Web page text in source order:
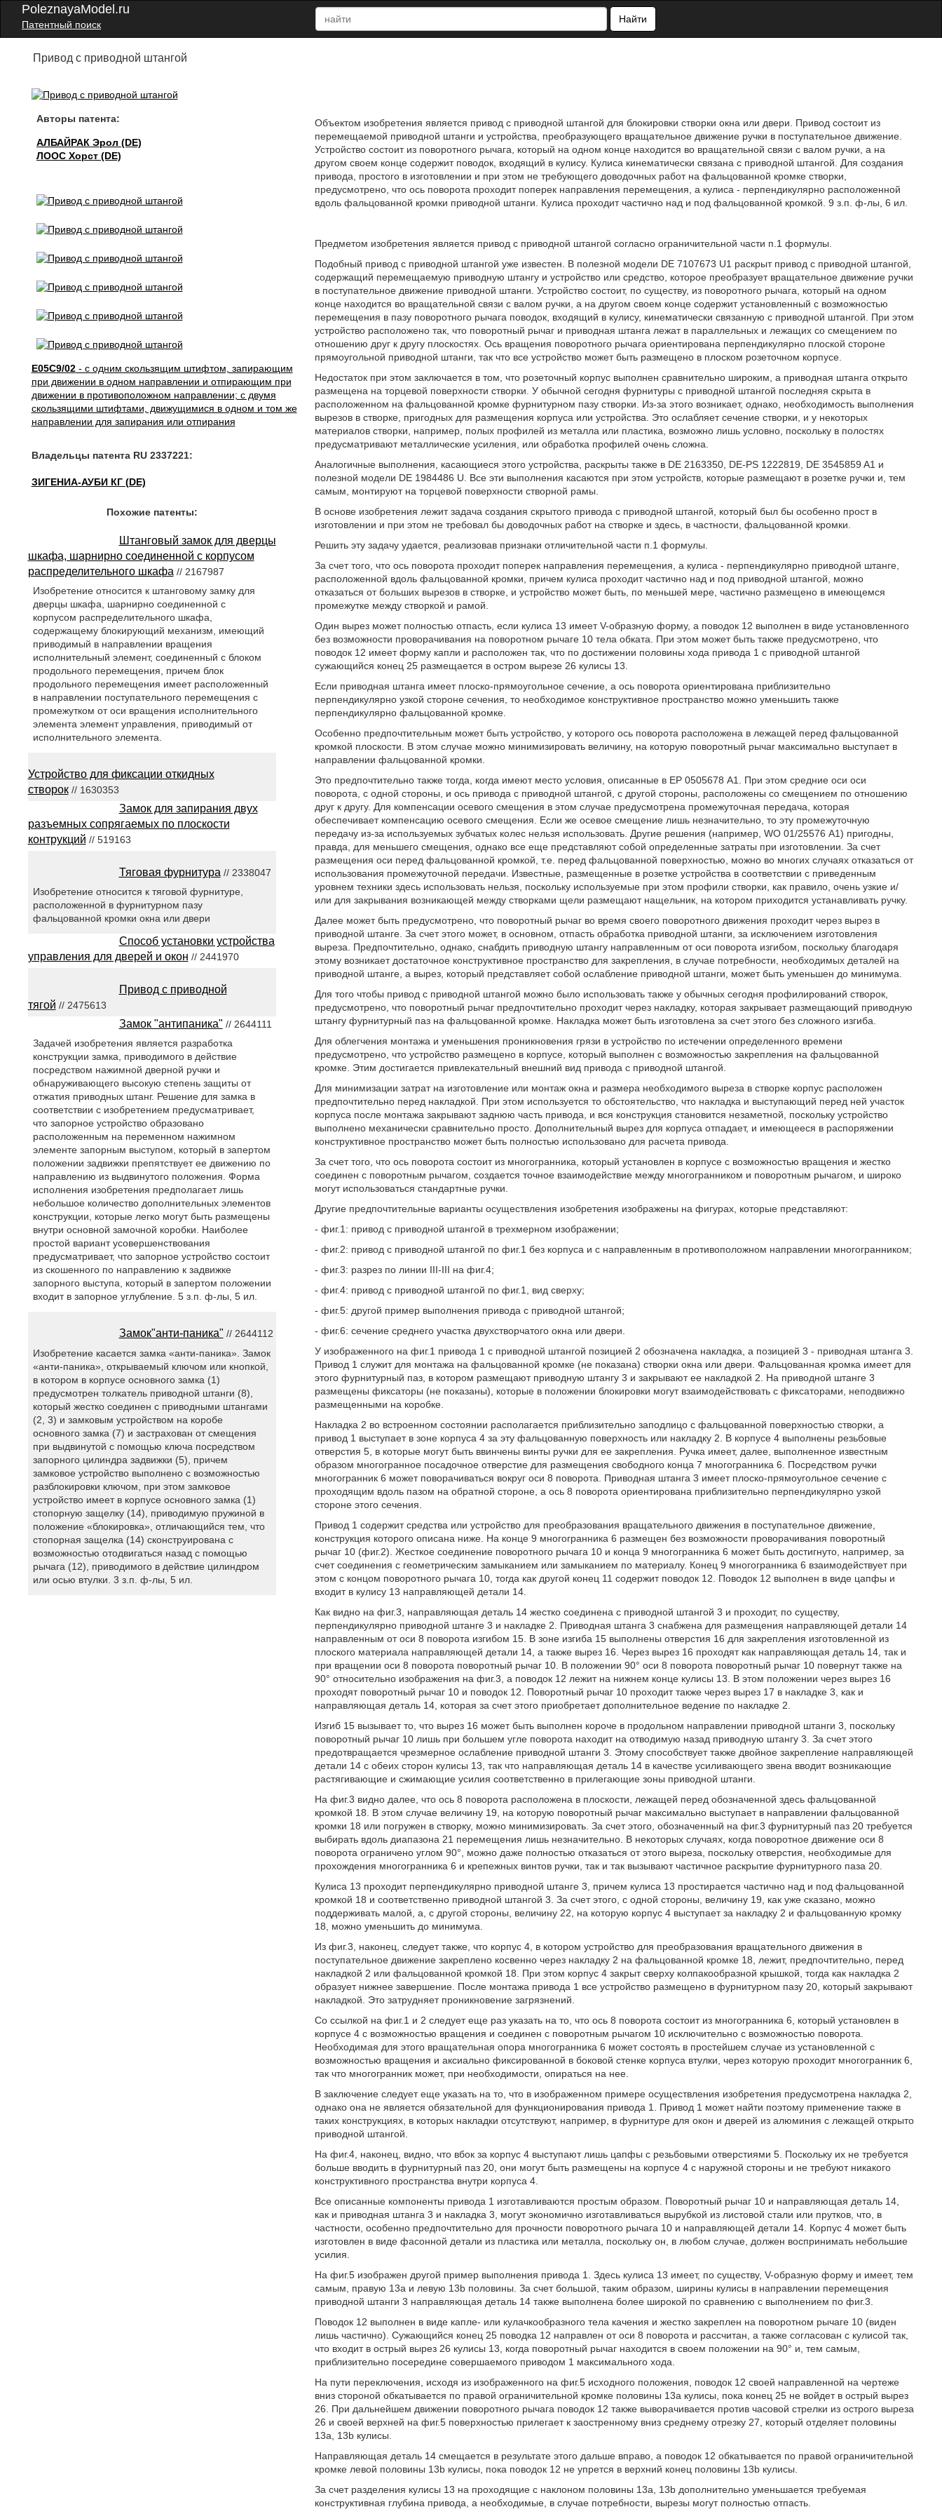
PoleznayaModel.ru
Патентный поиск
Найти
Привод с приводной штангой
Авторы патента:
АЛБАЙРАК Эрол (DE)
ЛООС Хорст (DE)
E05C9/02- с одним скользящим штифтом, запирающим
при движении в одном направлении и отпирающим при
движении в противоположном направлении; с двумя
скользящими штифтами, движущимися в одном и том же
направлении для запирания или отпирания
Владельцы патента RU 2337221:
ЗИГЕНИА-АУБИ КГ (DE)
Объектом изобретения является привод с приводной штангой для блокировки створки окна или двери. Привод состоит из
перемещаемой приводной штанги и устройства, преобразующего вращательное движение ручки в поступательное движение.
Устройство состоит из поворотного рычага, который на одном конце находится во вращательной связи с валом ручки, а на
другом своем конце содержит поводок, входящий в кулису. Кулиса кинематически связана с приводной штангой. Для создания
привода, простого в изготовлении и при этом не требующего доводочных работ на фальцованной кромке створки,
предусмотрено, что ось поворота проходит поперек направления перемещения, а кулиса - перпендикулярно расположенной
вдоль фальцованной кромки приводной штанги. Кулиса проходит частично над и под фальцованной кромкой. 9 з.п. ф-лы, 6 ил.
Предметом изобретения является привод с приводной штангой согласно ограничительной части п.1 формулы.
Подобный привод с приводной штангой уже известен. В полезной модели DE 7107673 U1 раскрыт привод с приводной штангой,
содержащий перемещаемую приводную штангу и устройство или средство, которое преобразует вращательное движение ручки
в поступательное движение приводной штанги. Устройство состоит, по существу, из поворотного рычага, который на одном
конце находится во вращательной связи с валом ручки, а на другом своем конце содержит установленный с возможностью
перемещения в пазу поворотного рычага поводок, входящий в кулису, кинематически связанную с приводной штангой. При этом
устройство расположено так, что поворотный рычаг и приводная штанга лежат в параллельных и лежащих со смещением по
отношению друг к другу плоскостях. Ось вращения поворотного рычага ориентирована перпендикулярно плоской стороне
прямоугольной приводной штанги, так что все устройство может быть размещено в плоском розеточном корпусе.
Недостаток при этом заключается в том, что розеточный корпус выполнен сравнительно широким, а приводная штанга открыто
размещена на торцевой поверхности створки. У обычной сегодня фурнитуры с приводной штангой последняя скрыта в
расположенном на фальцованной кромке фурнитурном пазу створки. Из-за этого возникает, однако, необходимость выполнения
вырезов в створке, пригодных для размещения корпуса или устройства. Это ослабляет сечение створки, и у некоторых
материалов створки, например, полых профилей из металла или пластика, возможно лишь условно, поскольку в полостях
предусматривают металлические усиления, или обработка профилей очень сложна.
Аналогичные выполнения, касающиеся этого устройства, раскрыты также в DE 2163350, DE-PS 1222819, DE 3545859 A1 и
полезной модели DE 1984486 U. Все эти выполнения касаются при этом устройств, которые размещают в розетке ручки и, тем
самым, монтируют на торцевой поверхности створной рамы.
В основе изобретения лежит задача создания скрытого привода с приводной штангой, который был бы особенно прост в
изготовлении и при этом не требовал бы доводочных работ на створке и здесь, в частности, фальцованной кромки.
Решить эту задачу удается, реализовав признаки отличительной части п.1 формулы.
За счет того, что ось поворота проходит поперек направления перемещения, а кулиса - перпендикулярно приводной штанге,
расположенной вдоль фальцованной кромки, причем кулиса проходит частично над и под приводной штангой, можно
отказаться от больших вырезов в створке, и устройство может быть, по меньшей мере, частично размещено в имеющемся
промежутке между створкой и рамой.
Один вырез может полностью отпасть, если кулиса 13 имеет V-образную форму, а поводок 12 выполнен в виде установленного
без возможности проворачивания на поворотном рычаге 10 тела обката. При этом может быть также предусмотрено, что
поводок 12 имеет форму капли и расположен так, что по достижении половины хода привода 1 с приводной штангой
сужающийся конец 25 размещается в остром вырезе 26 кулисы 13.
Если приводная штанга имеет плоско-прямоугольное сечение, а ось поворота ориентирована приблизительно
перпендикулярно узкой стороне сечения, то необходимое конструктивное пространство можно уменьшить также
перпендикулярно фальцованной кромке.
Особенно предпочтительным может быть устройство, у которого ось поворота расположена в лежащей перед фальцованной
кромкой плоскости. В этом случае можно минимизировать величину, на которую поворотный рычаг максимально выступает в
направлении фальцованной кромки.
Это предпочтительно также тогда, когда имеют место условия, описанные в ЕР 0505678 А1. При этом средние оси оси
поворота, с одной стороны, и ось привода с приводной штангой, с другой стороны, расположены со смещением по отношению
друг к другу. Для компенсации осевого смещения в этом случае предусмотрена промежуточная передача, которая
обеспечивает компенсацию осевого смещения. Если же осевое смещение лишь незначительно, то эту промежуточную
передачу из-за используемых зубчатых колес нельзя использовать. Другие решения (например, WO 01/25576 А1) пригодны,
правда, для меньшего смещения, однако все еще представляют собой определенные затраты при изготовлении. За счет
размещения оси перед фальцованной кромкой, т.е. перед фальцованной поверхностью, можно во многих случаях отказаться от
использования промежуточной передачи. Известные, размещенные в розетке устройства в соответствии с приведенным
уровнем техники здесь использовать нельзя, поскольку используемые при этом профили створки, как правило, очень узкие и/
или для закрывания возникающей между створками щели размещают нащельник, на котором приходится устанавливать ручку.
Далее может быть предусмотрено, что поворотный рычаг во время своего поворотного движения проходит через вырез в
приводной штанге. За счет этого может, в основном, отпасть обработка приводной штанги, за исключением изготовления
выреза. Предпочтительно, однако, снабдить приводную штангу направленным от оси поворота изгибом, поскольку благодаря
этому возникает достаточное конструктивное пространство для закрепления, в случае потребности, необходимых деталей на
приводной штанге, а вырез, который представляет собой ослабление приводной штанги, может быть уменьшен до минимума.
Для того чтобы привод с приводной штангой можно было использовать также у обычных сегодня профилирований створок,
предусмотрено, что поворотный рычаг предпочтительно проходит через накладку, которая закрывает размещающий приводную
штангу фурнитурный паз на фальцованной кромке. Накладка может быть изготовлена за счет этого без сложного изгиба.
Для облегчения монтажа и уменьшения проникновения грязи в устройство по истечении определенного времени
предусмотрено, что устройство размещено в корпусе, который выполнен с возможностью закрепления на фальцованной
кромке. Этим достигается привлекательный внешний вид привода с приводной штангой.
Для минимизации затрат на изготовление или монтаж окна и размера необходимого выреза в створке корпус расположен
предпочтительно перед накладкой. При этом используется то обстоятельство, что накладка и выступающий перед ней участок
корпуса после монтажа закрывают заднюю часть привода, и вся конструкция становится незаметной, поскольку устройство
выполнено механически сравнительно просто. Дополнительный вырез для корпуса отпадает, и имеющееся в распоряжении
конструктивное пространство может быть полностью использовано для расчета привода.
За счет того, что ось поворота состоит из многогранника, который установлен в корпусе с возможностью вращения и жестко
соединен с поворотным рычагом, создается точное взаимодействие между многогранником и поворотным рычагом, и широко
могут использоваться стандартные ручки.
Другие предпочтительные варианты осуществления изобретения изображены на фигурах, которые представляют:
- фиг.1: привод с приводной штангой в трехмерном изображении;
- фиг.2: привод с приводной штангой по фиг.1 без корпуса и с направленным в противоположном направлении многогранником;
- фиг.3: разрез по линии III-III на фиг.4;
- фиг.4: привод с приводной штангой по фиг.1, вид сверху;
- фиг.5: другой пример выполнения привода с приводной штангой;
- фиг.6: сечение среднего участка двухстворчатого окна или двери.
У изображенного на фиг.1 привода 1 с приводной штангой позицией 2 обозначена накладка, а позицией 3 - приводная штанга 3.
Привод 1 служит для монтажа на фальцованной кромке (не показана) створки окна или двери. Фальцованная кромка имеет для
этого фурнитурный паз, в котором размещают приводную штангу 3 и закрывают ее накладкой 2. На приводной штанге 3
размещены фиксаторы (не показаны), которые в положении блокировки могут взаимодействовать с фиксаторами, неподвижно
размещенными на коробке.
Накладка 2 во встроенном состоянии располагается приблизительно заподлицо с фальцованной поверхностью створки, а
привод 1 выступает в зоне корпуса 4 за эту фальцованную поверхность или накладку 2. В корпусе 4 выполнены резьбовые
отверстия 5, в которые могут быть ввинчены винты ручки для ее закрепления. Ручка имеет, далее, выполненное известным
образом многогранное посадочное отверстие для размещения свободного конца 7 многогранника 6. Посредством ручки
многогранник 6 может поворачиваться вокруг оси 8 поворота. Приводная штанга 3 имеет плоско-прямоугольное сечение с
проходящим вдоль пазом на обратной стороне, а ось 8 поворота ориентирована приблизительно перпендикулярно узкой
стороне этого сечения.
Привод 1 содержит средства или устройство для преобразования вращательного движения в поступательное движение,
конструкция которого описана ниже. На конце 9 многогранника 6 размещен без возможности проворачивания поворотный
рычаг 10 (фиг.2). Жесткое соединение поворотного рычага 10 и конца 9 многогранника 6 может быть достигнуто, например, за
счет соединения с геометрическим замыканием или замыканием по материалу. Конец 9 многогранника 6 взаимодействует при
этом с концом поворотного рычага 10, тогда как другой конец 11 содержит поводок 12. Поводок 12 выполнен в виде цапфы и
входит в кулису 13 направляющей детали 14.
Как видно на фиг.3, направляющая деталь 14 жестко соединена с приводной штангой 3 и проходит, по существу,
перпендикулярно приводной штанге 3 и накладке 2. Приводная штанга 3 снабжена для размещения направляющей детали 14
направленным от оси 8 поворота изгибом 15. В зоне изгиба 15 выполнены отверстия 16 для закрепления изготовленной из
плоского материала направляющей детали 14, а также вырез 16. Через вырез 16 проходят как направляющая деталь 14, так и
при вращении оси 8 поворота поворотный рычаг 10. В положении 90° оси 8 поворота поворотный рычаг 10 повернут также на
90° относительно изображения на фиг.3, а поводок 12 лежит на нижнем конце кулисы 13. В этом положении через вырез 16
проходят поворотный рычаг 10 и поводок 12. Поворотный рычаг 10 проходит также через вырез 17 в накладке 3, как и
направляющая деталь 14, которая за счет этого приобретает дополнительное ведение по накладке 2.
Изгиб 15 вызывает то, что вырез 16 может быть выполнен короче в продольном направлении приводной штанги 3, поскольку
поворотный рычаг 10 лишь при большем угле поворота находит на отводимую назад приводную штангу 3. За счет этого
предотвращается чрезмерное ослабление приводной штанги 3. Этому способствует также двойное закрепление направляющей
детали 14 с обеих сторон кулисы 13, так что направляющая деталь 14 в качестве усиливающего звена вводит возникающие
растягивающие и сжимающие усилия соответственно в прилегающие зоны приводной штанги.
На фиг.3 видно далее, что ось 8 поворота расположена в плоскости, лежащей перед обозначенной здесь фальцованной
кромкой 18. В этом случае величину 19, на которую поворотный рычаг максимально выступает в направлении фальцованной
кромки 18 или погружен в створку, можно минимизировать. За счет этого, обозначенный на фиг.3 фурнитурный паз 20 требуется
выбирать вдоль диапазона 21 перемещения лишь незначительно. В некоторых случаях, когда поворотное движение оси 8
поворота ограничено углом 90°, можно даже полностью отказаться от этого выреза, поскольку отверстия, необходимые для
прохождения многогранника 6 и крепежных винтов ручки, так и так вызывают частичное раскрытие фурнитурного паза 20.
Кулиса 13 проходит перпендикулярно приводной штанге 3, причем кулиса 13 простирается частично над и под фальцованной
кромкой 18 и соответственно приводной штангой 3. За счет этого, с одной стороны, величину 19, как уже сказано, можно
поддерживать малой, а, с другой стороны, величину 22, на которую корпус 4 выступает за накладку 2 и фальцованную кромку
18, можно уменьшить до минимума.
Из фиг.3, наконец, следует также, что корпус 4, в котором устройство для преобразования вращательного движения в
поступательное движение закреплено косвенно через накладку 2 на фальцованной кромке 18, лежит, предпочтительно, перед
накладкой 2 или фальцованной кромкой 18. При этом корпус 4 закрыт сверху колпакообразной крышкой, тогда как накладка 2
образует нижнее завершение. После монтажа привода 1 все устройство размещено в фурнитурном пазу 20, который закрывают
накладкой. Это затрудняет проникновение загрязнений.
Со ссылкой на фиг.1 и 2 следует еще раз указать на то, что ось 8 поворота состоит из многогранника 6, который установлен в
корпусе 4 с возможностью вращения и соединен с поворотным рычагом 10 исключительно с возможностью поворота.
Необходимая для этого вращательная опора многогранника 6 может состоять в простейшем случае из установленной с
возможностью вращения и аксиально фиксированной в боковой стенке корпуса втулки, через которую проходит многогранник 6,
так что многогранник может, при необходимости, опираться на нее.
В заключение следует еще указать на то, что в изображенном примере осуществления изобретения предусмотрена накладка 2,
однако она не является обязательной для функционирования привода 1. Привод 1 может найти поэтому применение также в
таких конструкциях, в которых накладки отсутствуют, например, в фурнитуре для окон и дверей из алюминия с лежащей открыто
приводной штангой.
На фиг.4, наконец, видно, что вбок за корпус 4 выступают лишь цапфы с резьбовыми отверстиями 5. Поскольку их не требуется
больше вводить в фурнитурный паз 20, они могут быть размещены на корпусе 4 с наружной стороны и не требуют никакого
конструктивного пространства внутри корпуса 4.
Все описанные компоненты привода 1 изготавливаются простым образом. Поворотный рычаг 10 и направляющая деталь 14,
как и приводная штанга 3 и накладка 3, могут экономично изготавливаться вырубкой из листовой стали или прутков, что, в
частности, особенно предпочтительно для прочности поворотного рычага 10 и направляющей детали 14. Корпус 4 может быть
изготовлен в виде фасонной детали из пластика или металла, поскольку он, в любом случае, должен воспринимать небольшие
усилия.
На фиг.5 изображен другой пример выполнения привода 1. Здесь кулиса 13 имеет, по существу, V-образную форму и имеет, тем
самым, правую 13а и левую 13b половины. За счет большой, таким образом, ширины кулисы в направлении перемещения
приводной штанги 3 направляющая деталь 14 также выполнена более широкой по сравнению с выполнением по фиг.3.
Поводок 12 выполнен в виде капле- или кулачкообразного тела качения и жестко закреплен на поворотном рычаге 10 (виден
лишь частично). Сужающийся конец 25 поводка 12 направлен от оси 8 поворота и рассчитан, а также согласован с кулисой так,
что входит в острый вырез 26 кулисы 13, когда поворотный рычаг находится в своем положении на 90° и, тем самым,
приблизительно посередине совершаемого приводом 1 максимального хода.
На пути переключения, исходя из изображенного на фиг.5 исходного положения, поводок 12 своей направленной на чертеже
вниз стороной обкатывается по правой ограничительной кромке половины 13а кулисы, пока конец 25 не войдет в острый вырез
26. При дальнейшем движении поворотного рычага поводок 12 также выворачивается против часовой стрелки из острого выреза
26 и своей верхней на фиг.5 поверхностью прилегает к заостренному вниз среднему отрезку 27, который отделяет половины
13а, 13b кулисы.
Направляющая деталь 14 смещается в результате этого дальше вправо, а поводок 12 обкатывается по правой ограничительной
кромке левой половины 13b кулисы, пока поводок 12 не упрется в верхний конец половины 13b кулисы.
За счет разделения кулисы 13 на проходящие с наклоном половины 13а, 13b дополнительно уменьшается требуемая
конструктивная глубина привода, а необходимые, в случае потребности, вырезы могут полностью отпасть.
Похожие патенты:
Штанговый замок для дверцы
шкафа, шарнирно соединенной с корпусом
распределительного шкафа // 2167987
Изобретение относится к штанговому замку для
дверцы шкафа, шарнирно соединенной с
корпусом распределительного шкафа,
содержащему блокирующий механизм, имеющий
приводимый в направлении вращения
исполнительный элемент, соединенный с блоком
продольного перемещения, причем блок
продольного перемещения имеет расположенный
в направлении поступательного перемещения с
промежутком от оси вращения исполнительного
элемента элемент управления, приводимый от
исполнительного элемента.
Устройство для фиксации откидных
створок// 1630353
Замок для запирания двух
разъемных сопрягаемых по плоскости
контрукций // 519163
Тяговая фурнитура // 2338047
Изобретение относится к тяговой фурнитуре,
расположенной в фурнитурном пазу
фальцованной кромки окна или двери
Способ установки устройства
управления для дверей и окон // 2441970
Привод с приводной
тягой // 2475613
Замок "антипаника" // 2644111
Задачей изобретения является разработка
конструкции замка, приводимого в действие
посредством нажимной дверной ручки и
обнаруживающего высокую степень защиты от
отжатия приводных штанг. Решение для замка в
соответствии с изобретением предусматривает,
что запорное устройство образовано
расположенным на переменном нажимном
элементе запорным выступом, который в запертом
положении задвижки препятствует ее движению по
направлению из выдвинутого положения. Форма
исполнения изобретения предполагает лишь
небольшое количество дополнительных элементов
конструкции, которые легко могут быть размещены
внутри основной замочной коробки. Наиболее
простой вариант усовершенствования
предусматривает, что запорное устройство состоит
из скошенного по направлению к задвижке
запорного выступа, который в запертом положении
входит в запорное углубление. 5 з.п. ф-лы, 5 ил.
Замок"анти-паника" // 2644112
Изобретение касается замка «анти-паника». Замок
«анти-паника», открываемый ключом или кнопкой,
в котором в корпусе основного замка (1)
предусмотрен толкатель приводной штанги (8),
который жестко соединен с приводными штангами
(2, 3) и замковым устройством на коробе
основного замка (7) и застрахован от смещения
при выдвинутой с помощью ключа посредством
запорного цилиндра задвижки (5), причем
замковое устройство выполнено с возможностью
разблокировки ключом, при этом замковое
устройство имеет в корпусе основного замка (1)
стопорную защелку (14), приводимую пружиной в
положение «блокировка», отличающийся тем, что
стопорная защелка (14) сконструирована с
возможностью отодвигаться назад с помощью
рычага (12), приводимого в действие цилиндром
или осью втулки. 3 з.п. ф-лы, 5 ил.